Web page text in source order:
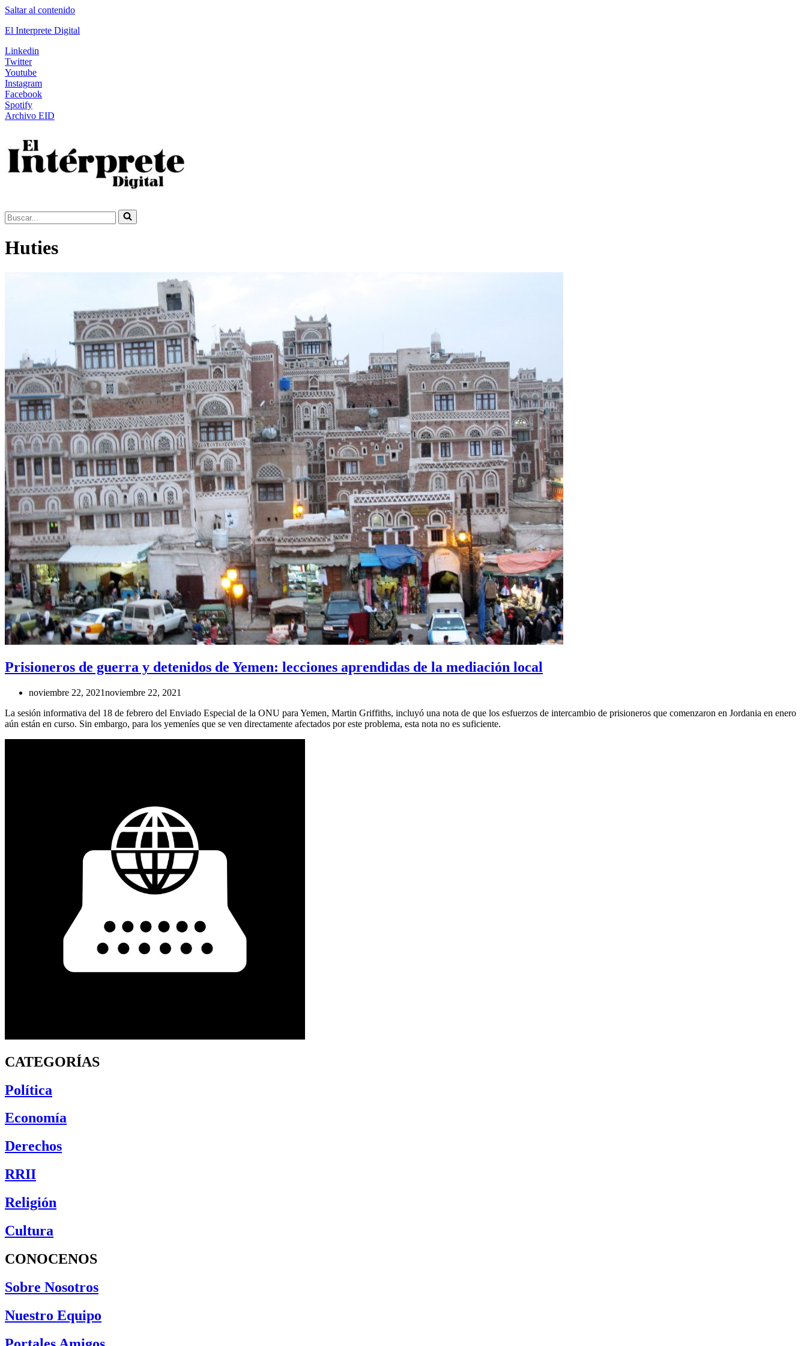
Saltar al contenido
El Interprete Digital
Linkedin
Twitter
Youtube
Instagram
Facebook
Spotify
Archivo EID
Buscar...
Huties
Prisioneros de guerra y detenidos de Yemen: lecciones aprendidas de la mediación local
noviembre 22, 2021noviembre 22, 2021
La sesión informativa del 18 de febrero del Enviado Especial de la ONU para Yemen, Martin Griffiths, incluyó una nota de que los esfuerzos de intercambio de prisioneros que comenzaron en Jordania en enero
aún están en curso. Sin embargo, para los yemeníes que se ven directamente afectados por este problema, esta nota no es suficiente.
CATEGORÍAS
Política
Economía
Derechos
RRII
Religión
Cultura
CONOCENOS
Sobre Nosotros
Nuestro Equipo